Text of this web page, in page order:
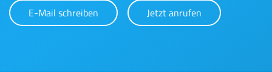
E-Mail schreiben Jetzt anrufen